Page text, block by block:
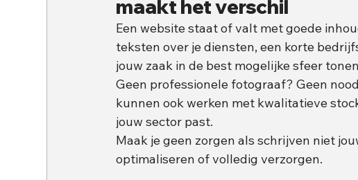
maakt het verschil
Een website staat of valt met goede
teksten over je diensten, een korte
jouw zaak in de best mogelijke sfeer
Geen professionele fotograaf? Geen
kunnen ook werken met kwalitatieve
jouw sector past.
Maak je geen zorgen als schrijven niet
optimaliseren of volledig verzorgen.